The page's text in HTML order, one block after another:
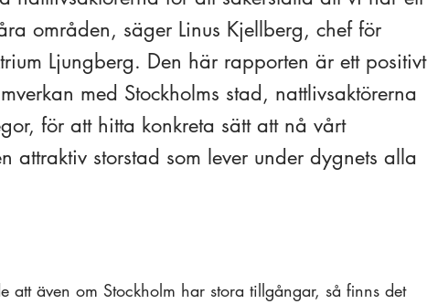
områden, säger Linus Kjellberg, chef för
Ljungberg. Den här rapporten är ett positivt
med Stockholms stad, nattlivsaktörerna
för att hitta konkreta sätt att nå vårt
attraktiv storstad som lever under dygnets alla
att även om Stockholm har stora tillgångar, så finns det